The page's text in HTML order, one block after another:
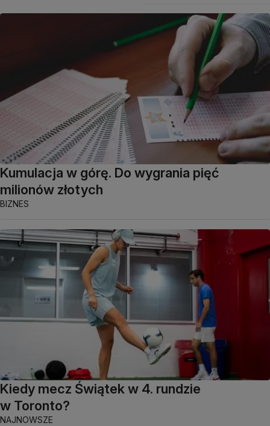
Kumulacja w górę. Do wygrania pięć
milionów złotych
BIZNES
Kiedy mecz Świątek w 4. rundzie
w Toronto?
NAJNOWSZE